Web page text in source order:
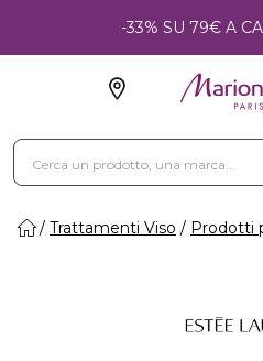
-33% SU 79€ A
Trattamenti Viso Prodotti